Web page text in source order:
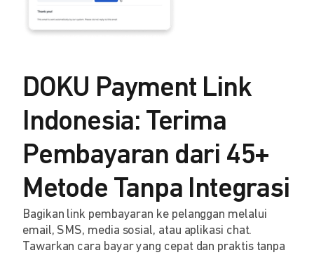
DOKU Payment Link
Indonesia: Terima
Pembayaran dari 45+
Metode Tanpa Integrasi
Bagikan link pembayaran ke pelanggan melalui
email, SMS, media sosial, atau aplikasi chat.
Tawarkan cara bayar yang cepat dan praktis tanpa